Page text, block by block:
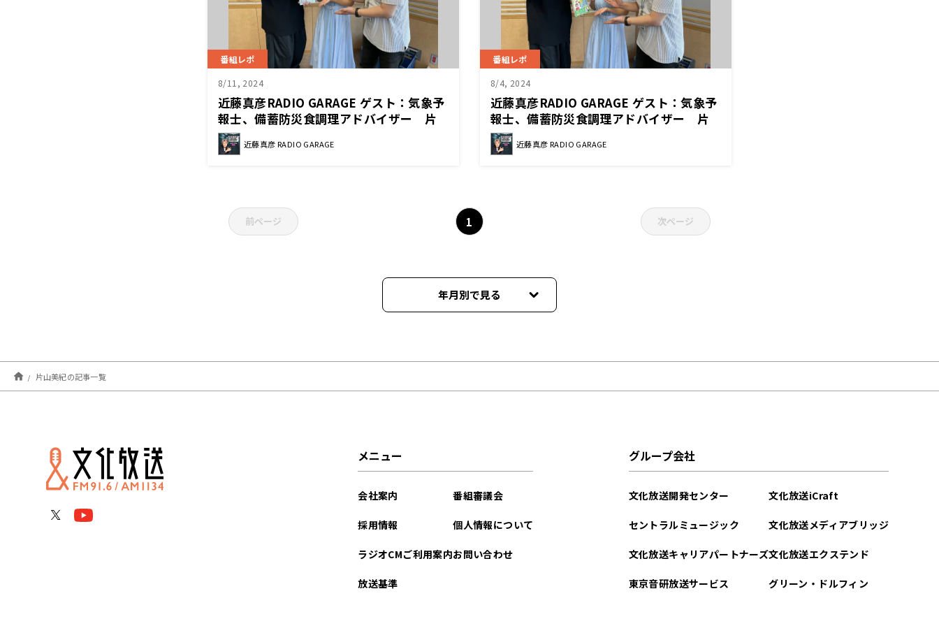
番組レポ
8/11, 2024
近藤真彦RADIO GARAGE ゲスト：気象予
報士、備蓄防災食調理アドバイザー 片
山美紀さん②
近藤真彦 RADIO GARAGE
番組レポ
8/4, 2024
近藤真彦RADIO GARAGE ゲスト：気象予
報士、備蓄防災食調理アドバイザー 片
山美紀さん①
近藤真彦 RADIO GARAGE
前ページ 1 次ページ
年月別で見る
片山美紀の記事一覧
メニュー
会社案内
採用情報
ラジオCMご利用案内
放送基準
番組審議会
個人情報について
お問い合わせ
グループ会社
文化放送開発センター
セントラルミュージック
文化放送キャリアパートナーズ
東京音研放送サービス
文化放送iCraft
文化放送メディアブリッジ
文化放送エクステンド
グリーン・ドルフィン